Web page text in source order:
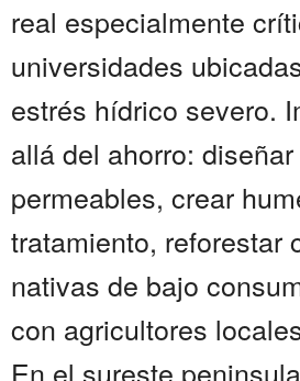
real especialmente
universidades
estrés hídrico severo.
allá del ahorro:
permeables, crear
tratamiento, reforestar
nativas de bajo
con agricultores
En el sureste